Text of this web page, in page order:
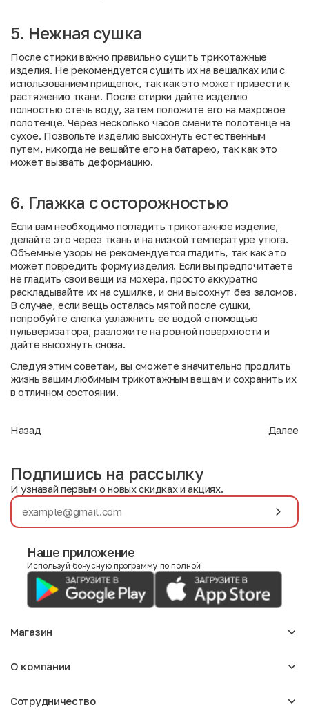
5. Нежная сушка
После стирки важно правильно сушить трикотажные
изделия. Не рекомендуется сушить их на вешалках или с
использованием прищепок, так как это может привести к
растяжению ткани. После стирки дайте изделию
полностью стечь воду, затем положите его на махровое
полотенце. Через несколько часов смените полотенце на
сухое. Позвольте изделию высохнуть естественным
путем, никогда не вешайте его на батарею, так как это
может вызвать деформацию.
6. Глажка с осторожностью
Если вам необходимо погладить трикотажное изделие,
делайте это через ткань и на низкой температуре утюга.
Объемные узоры не рекомендуется гладить, так как это
может повредить форму изделия. Если вы предпочитаете
не гладить свои вещи из мохера, просто аккуратно
раскладывайте их на сушилке, и они высохнут без заломов.
В случае, если вещь осталась мятой после сушки,
попробуйте слегка увлажнить ее водой с помощью
пульверизатора, разложите на ровной поверхности и
дайте высохнуть снова.
Следуя этим советам, вы сможете значительно продлить
жизнь вашим любимым трикотажным вещам и сохранить их
в отличном состоянии.
Назад Далее
Подпишись на рассылку
И узнавай первым о новых скидках и акциях.
Наше приложение
Используй бонусную программу по полной!
Магазин
Для девочек
Мужское
О компании
Отзывы
Сотрудничество